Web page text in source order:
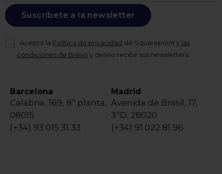
Suscríbete a la newsletter
Acepto la Política de privacidad de Squarepoint y las
condiciones de Brevo y deseo recibir sus newsletters.
Barcelona
Calabria, 169, 8ª planta,
08015
(+34) 93 015 31 33
Madrid
Avenida de Brasil, 17,
3ºD, 28020
(+34) 91 022 81 96